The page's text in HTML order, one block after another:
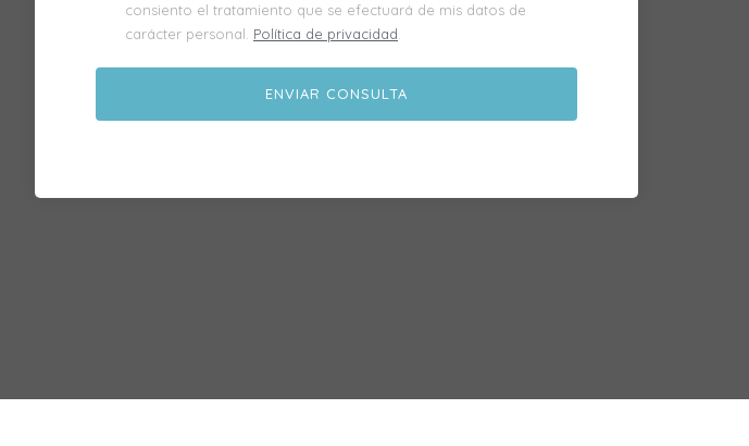
consiento el tratamiento que se efectuará de mis datos de
carácter personal. Política de privacidad